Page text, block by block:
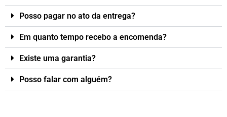
Posso pagar no ato da entrega?
Em quanto tempo recebo a encomenda?
Existe uma garantia?
Posso falar com alguém?